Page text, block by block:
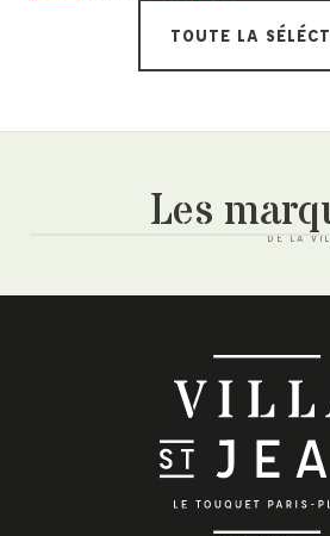
TOUTE LA
Les